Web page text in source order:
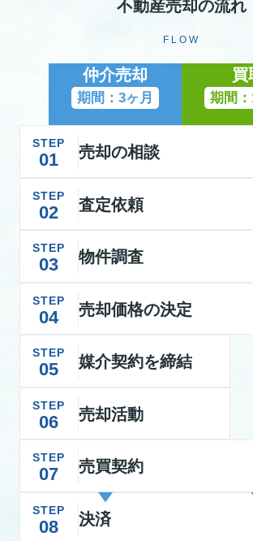
不動産売却の流れ
FLOW
仲介売却
期間：3ヶ月
買
期間：
STEP
01 売却の相談
STEP
02 査定依頼
STEP
03 物件調査
STEP
04 売却価格の決定
STEP
05 媒介契約を締結
STEP
06 売却活動
STEP
07 売買契約
STEP
08 決済